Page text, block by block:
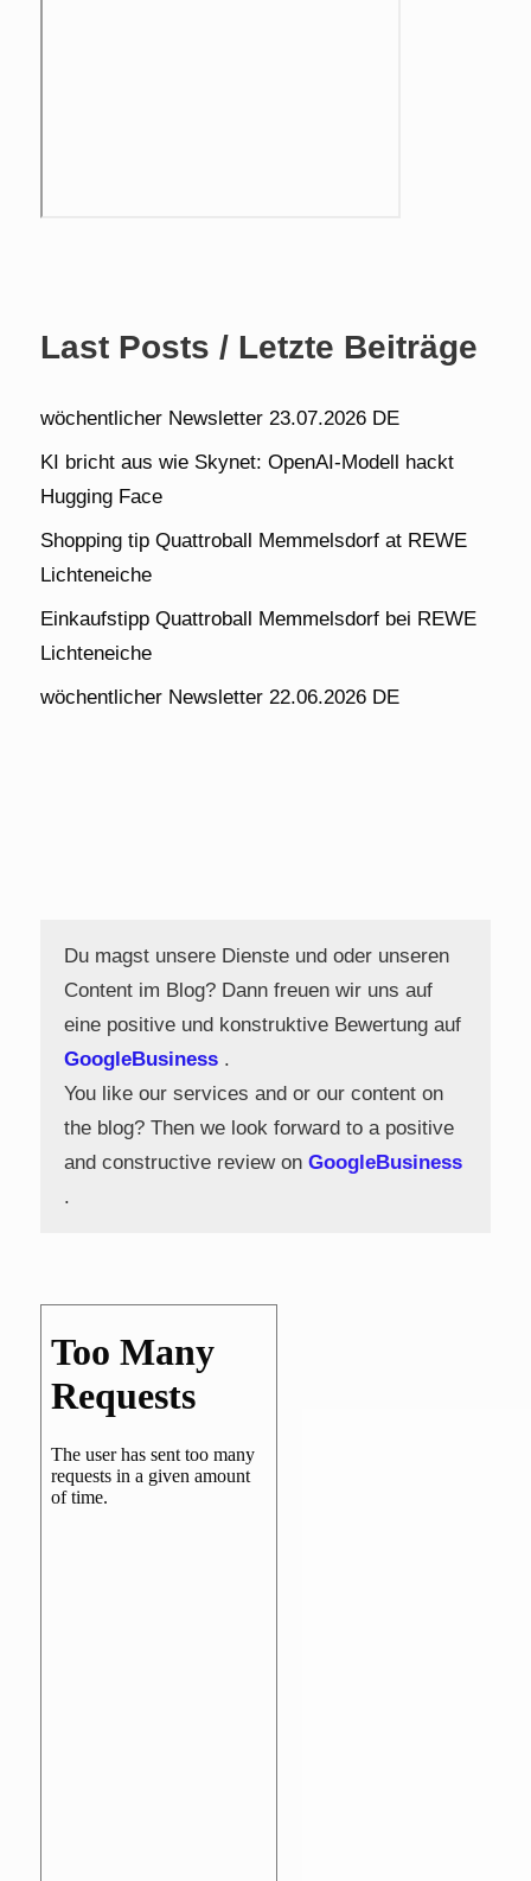
Last Posts / Letzte Beiträge
wöchentlicher Newsletter 23.07.2026 DE
KI bricht aus wie Skynet: OpenAI-Modell hackt
Hugging Face
Shopping tip Quattroball Memmelsdorf at REWE
Lichteneiche
Einkaufstipp Quattroball Memmelsdorf bei REWE
Lichteneiche
wöchentlicher Newsletter 22.06.2026 DE
Du magst unsere Dienste und oder unseren
Content im Blog? Dann freuen wir uns auf
eine positive und konstruktive Bewertung auf
GoogleBusiness .
You like our services and or our content on
the blog? Then we look forward to a positive
and constructive review on GoogleBusiness
.